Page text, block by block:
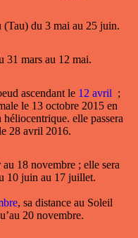
(Tau) du 3 mai au 25 juin.
31 mars au 12 mai.
ascendant le 12 avril ;
le 13 octobre 2015 en
elle passera
28 avril 2016.
18 novembre ; elle sera
10 juin au 17 juillet.
, sa distance au Soleil
20 novembre.